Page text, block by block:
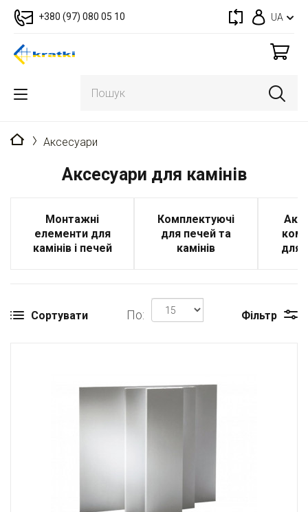
+380 (97) 080 05 10 UA
Головна
Аксесуари
Аксесуари для камінів
Монтажні
елементи для
камінів і печей
Комплектуючі
для печей та
камінів
для
Сортувати По: Фільтр